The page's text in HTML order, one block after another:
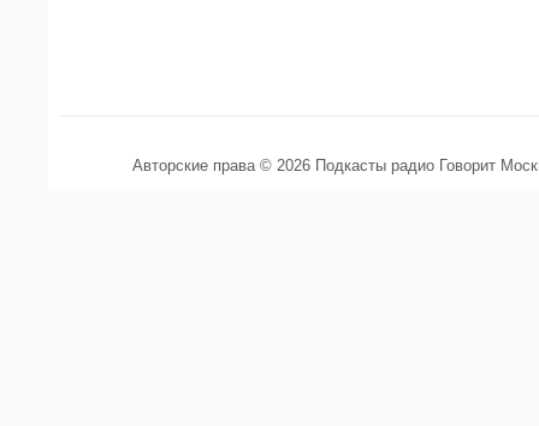
Авторские права © 2026 Подкасты радио Говорит